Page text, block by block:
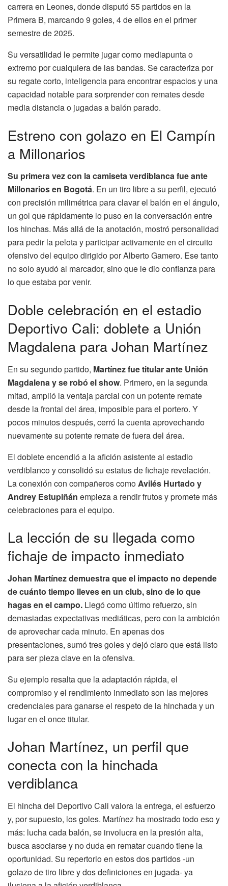
carrera en Leones, donde disputó 55 partidos en la
Primera B, marcando 9 goles, 4 de ellos en el primer
semestre de 2025.
Su versatilidad le permite jugar como mediapunta o
extremo por cualquiera de las bandas. Se caracteriza por
su regate corto, inteligencia para encontrar espacios y una
capacidad notable para sorprender con remates desde
media distancia o jugadas a balón parado.
Estreno con golazo en El Campín
a Millonarios
Su primera vez con la camiseta verdiblanca fue ante
Millonarios en Bogotá. En un tiro libre a su perfil, ejecutó
con precisión milimétrica para clavar el balón en el ángulo,
un gol que rápidamente lo puso en la conversación entre
los hinchas. Más allá de la anotación, mostró personalidad
para pedir la pelota y participar activamente en el circuito
ofensivo del equipo dirigido por Alberto Gamero. Ese tanto
no solo ayudó al marcador, sino que le dio confianza para
lo que estaba por venir.
Doble celebración en el estadio
Deportivo Cali: doblete a Unión
Magdalena para Johan Martínez
En su segundo partido, Martínez fue titular ante Unión
Magdalena y se robó el show. Primero, en la segunda
mitad, amplió la ventaja parcial con un potente remate
desde la frontal del área, imposible para el portero. Y
pocos minutos después, cerró la cuenta aprovechando
nuevamente su potente remate de fuera del área.
El doblete encendió a la afición asistente al estadio
verdiblanco y consolidó su estatus de fichaje revelación.
La conexión con compañeros como Avilés Hurtado y
Andrey Estupiñán empieza a rendir frutos y promete más
celebraciones para el equipo.
La lección de su llegada como
fichaje de impacto inmediato
Johan Martínez demuestra que el impacto no depende
de cuánto tiempo lleves en un club, sino de lo que
hagas en el campo. Llegó como último refuerzo, sin
demasiadas expectativas mediáticas, pero con la ambición
de aprovechar cada minuto. En apenas dos
presentaciones, sumó tres goles y dejó claro que está listo
para ser pieza clave en la ofensiva.
Su ejemplo resalta que la adaptación rápida, el
compromiso y el rendimiento inmediato son las mejores
credenciales para ganarse el respeto de la hinchada y un
lugar en el once titular.
Johan Martínez, un perfil que
conecta con la hinchada
verdiblanca
El hincha del Deportivo Cali valora la entrega, el esfuerzo
y, por supuesto, los goles. Martínez ha mostrado todo eso y
más: lucha cada balón, se involucra en la presión alta,
busca asociarse y no duda en rematar cuando tiene la
oportunidad. Su repertorio en estos dos partidos -un
golazo de tiro libre y dos definiciones en jugada- ya